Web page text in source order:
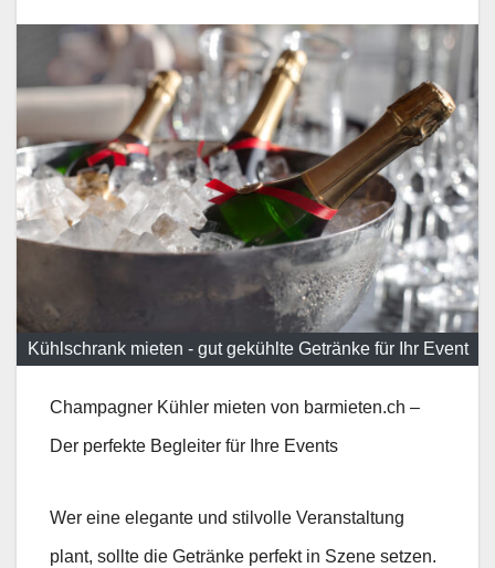
Kühlschrank mieten - gut gekühlte Getränke für Ihr Event
Champagner Kühler mieten von barmieten.ch –
Der perfekte Begleiter für Ihre Events
Wer eine elegante und stilvolle Veranstaltung
plant, sollte die Getränke perfekt in Szene setzen.